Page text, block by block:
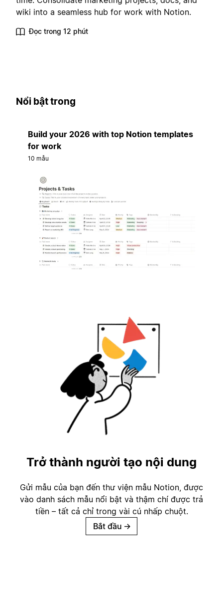
wiki into a seamless hub for work with Notion.
Đọc trong 12 phút
Nổi bật trong
Build your 2026 with top Notion templates
for work
10 mẫu
Trở thành người tạo nội dung
Gửi mẫu của bạn đến thư viện mẫu Notion, được
vào danh sách mẫu nổi bật và thậm chí được trả
tiền – tất cả chỉ trong vài cú nhấp chuột.
Bắt đầu →